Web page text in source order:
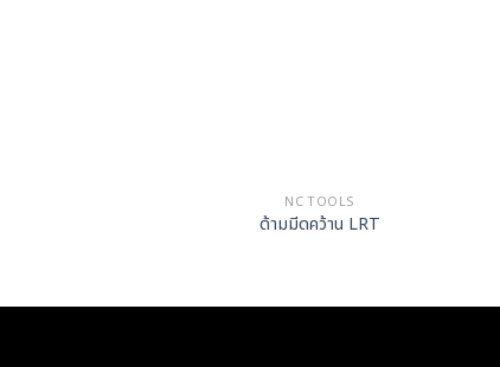
NC TOOLS
ด้ามมีดคว้าน LRT